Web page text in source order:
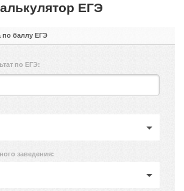
ЕГЭ
по баллу ЕГЭ
по ЕГЭ:
заведения: